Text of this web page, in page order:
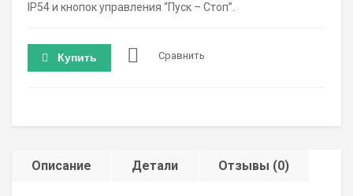
IP54 и кнопок управления “Пуск – Стоп”.
Купить Сравнить
Описание Детали Отзывы (0)